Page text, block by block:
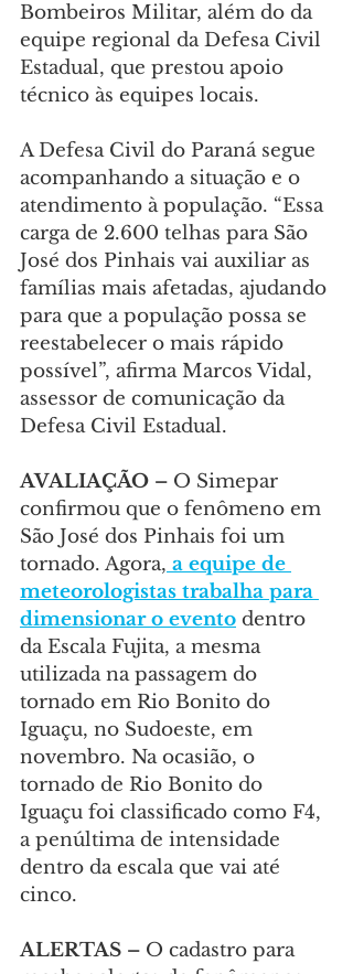
Bombeiros Militar, além do da
equipe regional da Defesa Civil
Estadual, que prestou apoio
técnico às equipes locais.
A Defesa Civil do Paraná segue
acompanhando a situação e o
atendimento à população. “Essa
carga de 2.600 telhas para São
José dos Pinhais vai auxiliar as
famílias mais afetadas, ajudando
para que a população possa se
reestabelecer o mais rápido
possível”, afirma Marcos Vidal,
assessor de comunicação da
Defesa Civil Estadual.
AVALIAÇÃO – O Simepar
confirmou que o fenômeno em
São José dos Pinhais foi um
tornado. Agora, a equipe de
meteorologistas trabalha para
dimensionar o evento dentro
da Escala Fujita, a mesma
utilizada na passagem do
tornado em Rio Bonito do
Iguaçu, no Sudoeste, em
novembro. Na ocasião, o
tornado de Rio Bonito do
Iguaçu foi classificado como F4,
a penúltima de intensidade
dentro da escala que vai até
cinco.
ALERTAS – O cadastro para